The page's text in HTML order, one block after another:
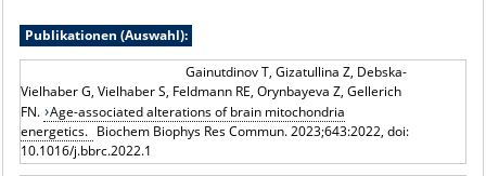
Publikationen (Auswahl):
Gainutdinov T, Gizatullina Z, Debska-
Vielhaber G, Vielhaber S, Feldmann RE, Orynbayeva Z, Gellerich
FN. Age-associated alterations of brain mitochondria
energetics. Biochem Biophys Res Commun. 2023;643:2022, doi:
10.1016/j.bbrc.2022.1